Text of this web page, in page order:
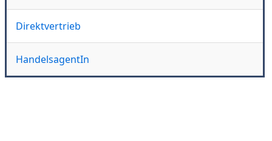
Direktvertrieb
HandelsagentIn